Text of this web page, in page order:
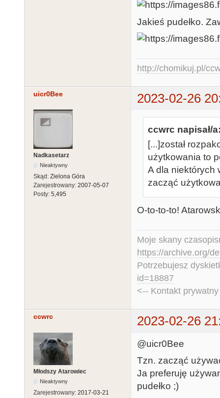
Jakieś pudełko.
http://chomikuj.pl/
uicr0Bee 2023-02-26
Nadkasetarz
Nieaktywny
Skąd: Zielona Góra
Zarejestrowany: 2007-05-07
Posty: 5,495
ccwrc napisał/
[...]został
użytkowania to
A dla niektórych
zacząć
O-to-to-to!
Moje skany
https://archive.org/
Potrzebujesz
id=18887
<-- Kontakt
ccwrc 2023-02-26
Młodszy Atarowiec
Nieaktywny
Zarejestrowany: 2017-03-21
@uicr0Bee
Tzn. zacząć
Ja preferuję
pudełko ;)